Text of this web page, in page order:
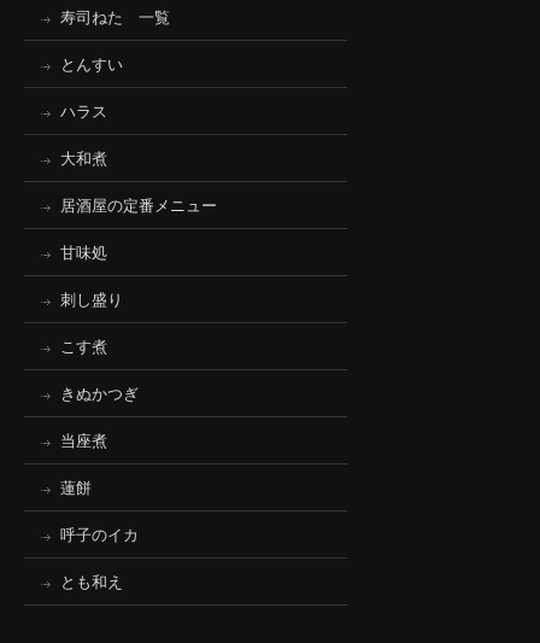
寿司ねた 一覧
とんすい
ハラス
大和煮
居酒屋の定番メニュー
甘味処
刺し盛り
こす煮
きぬかつぎ
当座煮
蓮餅
呼子のイカ
とも和え